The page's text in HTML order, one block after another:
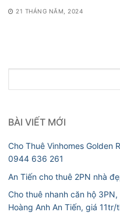
21 THÁNG NĂM, 2024
kiếm
BÀI VIẾT MỚI
Cho Thuê Vinhomes Golden
0944 636 261
An Tiến cho thuê 2PN nhà
Cho thuê nhanh căn hộ
Hoàng Anh An Tiến, giá 11tr/